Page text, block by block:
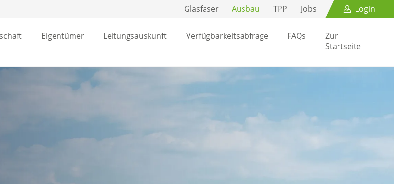
Glasfaser Ausbau TPP Jobs Login
Eigentümer Leitungsauskunft Verfügbarkeitsabfrage FAQs
Zur
Startseite